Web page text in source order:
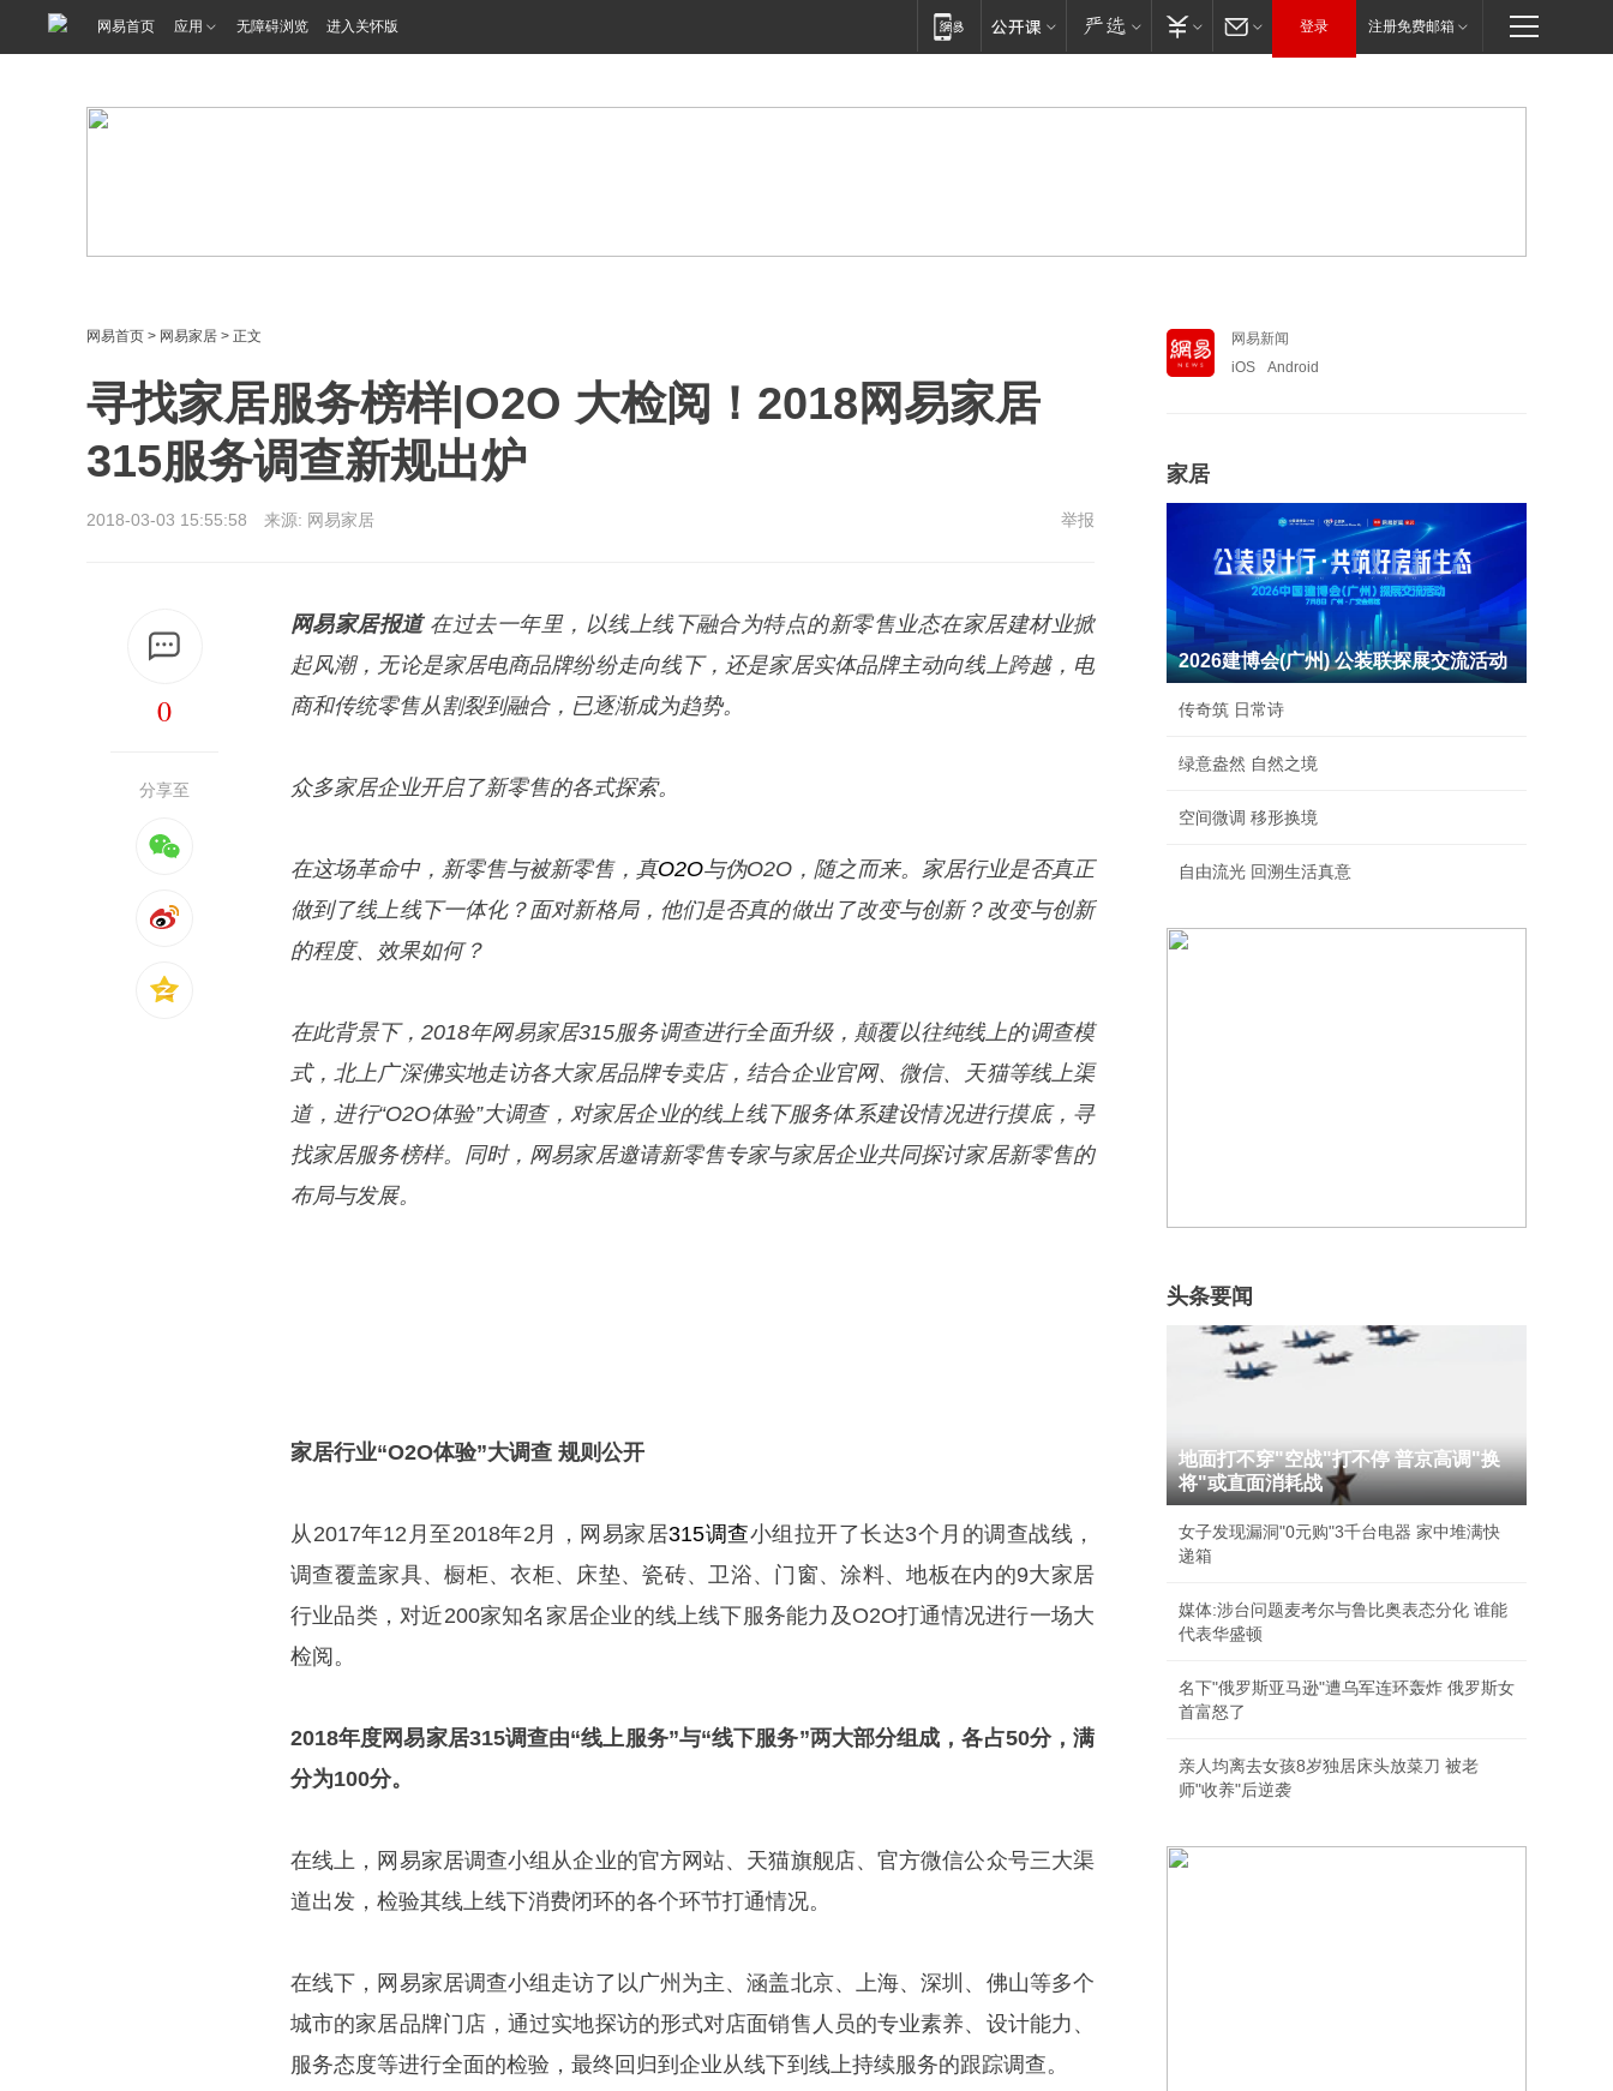
网易首页 应用 无障碍浏览 进入关怀版 登录 注册免费邮箱
网易首页 > 网易家居 > 正文
寻找家居服务榜样|O2O 大检阅！2018网易家居
315服务调查新规出炉
2018-03-03 15:55:58 来源: 网易家居 举报
0
分享至
网易家居报道 在过去一年里，以线上线下融合为特点的新零售业态在家居建材业掀
起风潮，无论是家居电商品牌纷纷走向线下，还是家居实体品牌主动向线上跨越，电
商和传统零售从割裂到融合， 已逐渐成为趋势。
众多家居企业开启了新零售的各式探索。
在这场革命中，新零售与被新零售，真O2O与伪O2O，随之而来。家居行业是否真正
做到了线上线下一体化？面对新格局，他们是否真的做出了改变与创新？ 改变与创新
的程度、 效果如何？
在此背景下，2018年网易家居315服务调查进行全面升级，颠覆以往纯线上的调查模
式，北上广深佛实地走访各大家居品牌专卖店，结合企业官网、微信、天猫等线上渠
道，进行“O2O体验”大调查，对家居企业的线上线下服务体系建设情况进行摸底，寻
找家居服务榜样。同时，网易家居邀请新零售专家与家居企业共同探讨家居新零售的
布局与发展。
家居行业“O2O体验”大调查 规则公开
从2017年12月至2018年2月，网易家居315调查小组拉开了长达3个月的调查战线，
调查覆盖家具、橱柜、衣柜、床垫、瓷砖、卫浴、门窗、涂料、地板在内的9大家居
行业品类，对近200家知名家居企业的线上线下服务能力及O2O打通情况进行一场大
检阅。
2018年度网易家居315调查由“线上服务”与“线下服务”两大部分组成，各占50分，满
分为100分。
在线上，网易家居调查小组从企业的官方网站、天猫旗舰店、官方微信公众号三大渠
道出发，检验其线上线下消费闭环的各个环节打通情况。
在线下，网易家居调查小组走访了以广州为主、涵盖北京、上海、深圳、佛山等多个
城市的家居品牌门店，通过实地探访的形式对店面销售人员的专业素养、设计能力 、
服务态度等进行全面的检验，最终回归到企业从线下到线上持续服务的跟踪调查。
网易新闻
iOS
Android
家居
2026建博会(广州) 公装联探展交流活动
传奇筑 日常诗
绿意盎然 自然之境
空间微调 移形换境
自由流光 回溯生活真意
头条要闻
地面打不穿"空战"打不停 普京高调"换
将"或直面消耗战
女子发现漏洞"0元购"3千台电器 家中堆满快
递箱
媒体:涉台问题麦考尔与鲁比奥表态分化 谁能
代表华盛顿
名下"俄罗斯亚马逊"遭乌军连环轰炸 俄罗斯女
首富怒了
亲人均离去女孩8岁独居床头放菜刀 被老
师"收养"后逆袭